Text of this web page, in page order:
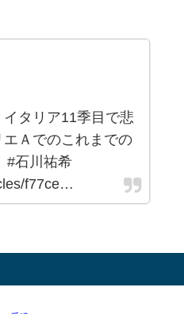
イタリア11季目で悲
Ａでのこれまでの
#石川祐希
f77ce…